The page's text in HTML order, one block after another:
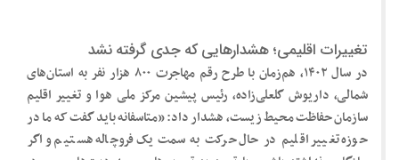
تغییرات اقلیمی؛ هشدارهایی که جدی گرفته نشد
در سال ۱۴۰۲، هم‌زمان با طرح رقم مهاجرت ۸۰۰ هزار نفر به استان‌های
شمالی، داریوش گلعلی‌زاده، رئیس پیشین مرکز ملی هوا و تغییر اقلیم
سازمان حفاظت محیط زیست، هشدار داد: «متاسفانه باید گفت که ما در
حوزه تغییر اقلیم در حال حرکت به سمت یک فروچاله هستیم و اگر